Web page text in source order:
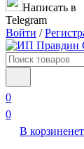
Написать в
Telegram
Войти /
0
0
В корзине